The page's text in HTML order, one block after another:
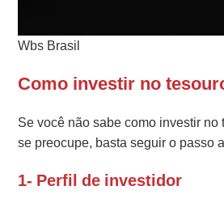
Wbs Brasil
Como investir no
Se você não sabe como investir no
se preocupe, basta seguir o passo
1- Perfil de investidor